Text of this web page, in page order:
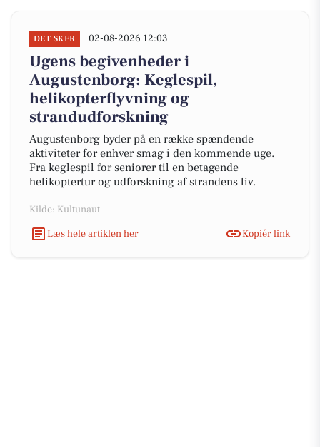
DET SKER 02-08-2026 12:03
Ugens begivenheder i
Augustenborg: Keglespil,
helikopterflyvning og
strandudforskning
Augustenborg byder på en række spændende
aktiviteter for enhver smag i den kommende uge.
Fra keglespil for seniorer til en betagende
helikoptertur og udforskning af strandens liv.
Kilde: Kultunaut
Læs hele artiklen her
Kopiér link